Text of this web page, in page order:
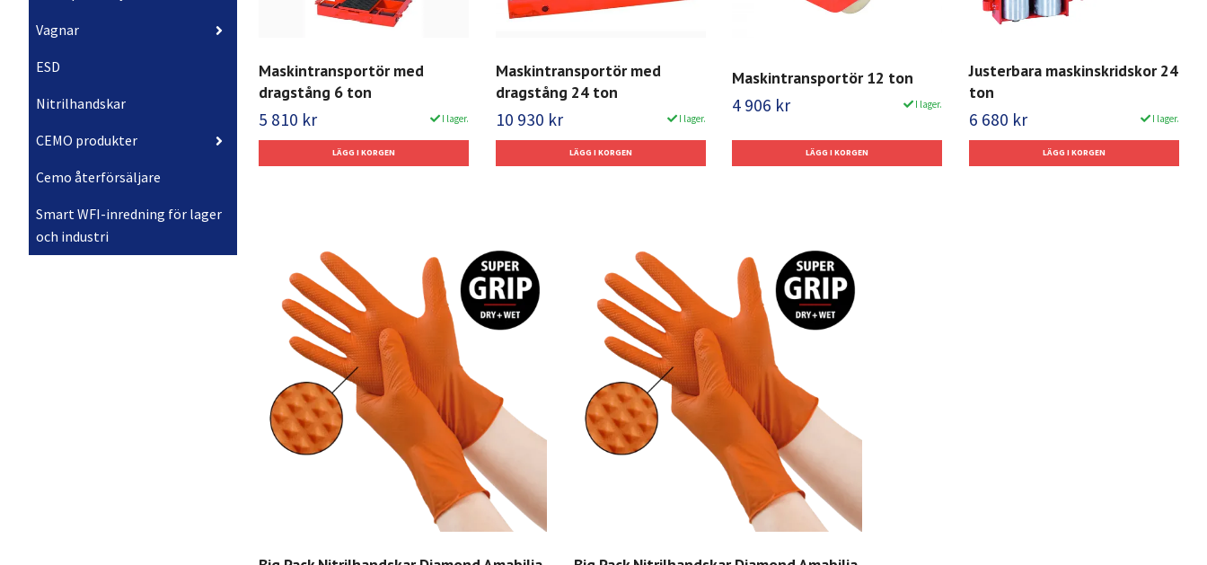
Vagnar
ESD
Nitrilhandskar
CEMO produkter
Cemo återförsäljare
Smart WFI-inredning för lager
och industri
Maskintransportör med
dragstång 6 ton
5 810 kr I lager.
Maskintransportör med
dragstång 24 ton
10 930 kr I lager.
Maskintransportör 12 ton
4 906 kr I lager.
Justerbara maskinskridskor 24
ton
6 680 kr I lager.